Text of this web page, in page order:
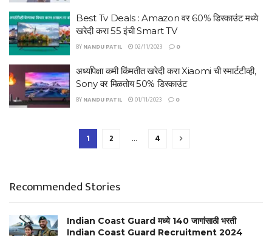
Best Tv Deals : Amazon वर 60% डिस्काउंट मध्ये
खरेदी करा 55 इंची Smart TV
BYNANDU PATIL 02/11/2023 0
अर्ध्यापेक्षा कमी किंमतीत खरेदी करा Xiaomi ची स्मार्टटीव्ही,
Sony वर मिळतोय 50% डिस्काउंट
BYNANDU PATIL 01/11/2023 0
1 2 … 4
Recommended Stories
Indian Coast Guard मध्ये 140 जागांसाठी भरती
Indian Coast Guard Recruitment 2024